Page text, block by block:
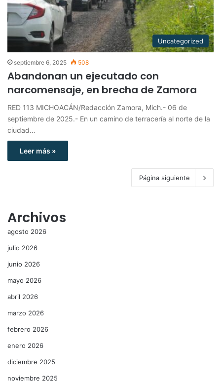
Uncategorized
septiembre 6, 2025 508
Abandonan un ejecutado con
narcomensaje, en brecha de Zamora
RED 113 MICHOACÁN/Redacción Zamora, Mich.- 06 de
septiembre de 2025.- En un camino de terracería al norte de la
ciudad…
Leer más »
Página siguiente
Archivos
agosto 2026
julio 2026
junio 2026
mayo 2026
abril 2026
marzo 2026
febrero 2026
enero 2026
diciembre 2025
noviembre 2025